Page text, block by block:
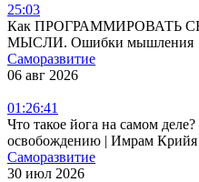
25:03
Как ПРОГРАММИРОВАТЬ
МЫСЛИ. Ошибки мышления
Саморазвитие
06 авг 2026
01:26:41
Что такое йога на самом
освобождению | Имрам Крийя
Саморазвитие
30 июл 2026